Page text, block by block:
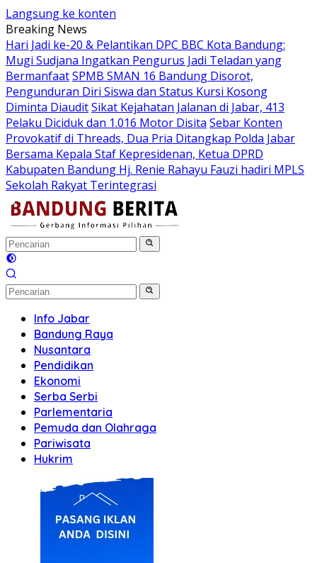
Langsung ke konten
Breaking News
Hari Jadi ke-20 & Pelantikan DPC BBC Kota Bandung:
Mugi Sudjana Ingatkan Pengurus Jadi Teladan yang
BermanfaatSPMB SMAN 16 Bandung Disorot,
Pengunduran Diri Siswa dan Status Kursi Kosong
Diminta DiauditSikat Kejahatan Jalanan di Jabar, 413
Pelaku Diciduk dan 1.016 Motor Disita Sebar Konten
Provokatif di Threads, Dua Pria Ditangkap Polda Jabar
Bersama Kepala Staf Kepresidenan, Ketua DPRD
Kabupaten Bandung Hj. Renie Rahayu Fauzi hadiri MPLS
Sekolah Rakyat Terintegrasi
Info Jabar
Bandung Raya
Nusantara
Pendidikan
Ekonomi
Serba Serbi
Parlementaria
Pemuda dan Olahraga
Pariwisata
Hukrim